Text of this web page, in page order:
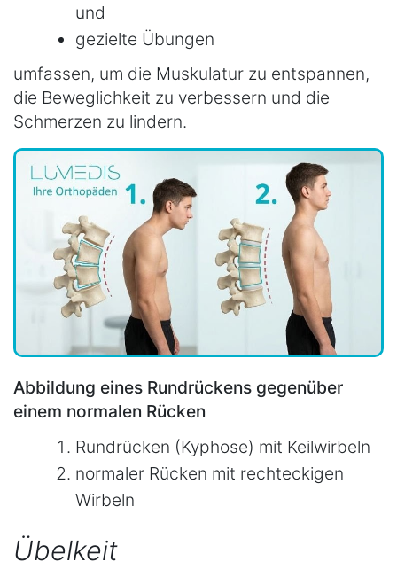
und
gezielte Übungen
umfassen, um die Muskulatur zu entspannen,
die Beweglichkeit zu verbessern und die
Schmerzen zu lindern.
Abbildung eines Rundrückens gegenüber
einem normalen Rücken
Rundrücken (Kyphose) mit Keilwirbeln
normaler Rücken mit rechteckigen
Wirbeln
Übelkeit